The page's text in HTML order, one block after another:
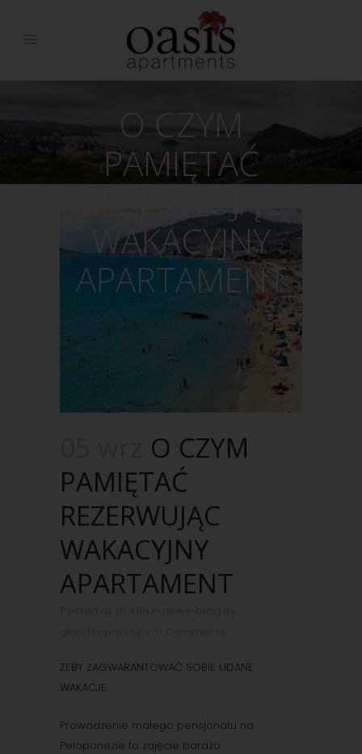
O CZYM
PAMIĘTAĆ
REZERWUJĄC
WAKACYJNY
APARTAMENT
O CZYM
PAMIĘTAĆ
REZERWUJĄC
WAKACYJNY
APARTAMENT
ŻEBY ZAGWARANTOWAĆ SOBIE UDANE
WAKACJE
Prowadzenie małego pensjonatu na
Peloponezie to zajęcie bardzo